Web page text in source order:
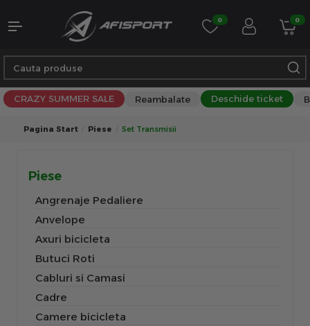
0 0
CRAZY SUMMER SALE Reambalate Deschide ticket
Pagina Start Piese Set Transmisii
Piese
Angrenaje Pedaliere
Anvelope
Axuri bicicleta
Butuci Roti
Cabluri si Camasi
Cadre
Camere bicicleta